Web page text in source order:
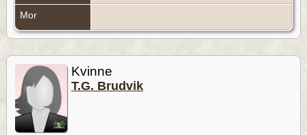
Mor
Kvinne
T.G. Brudvik